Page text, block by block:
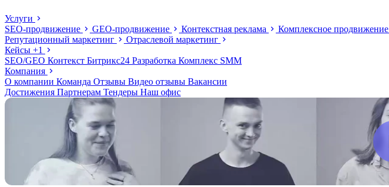
Услуги
SEO-продвижение
GEO-продвижение Контекстная реклама Комплексное продвижение
Репутационный маркетинг
Отраслевой маркетинг
Кейсы +1
SEO/GEO Контекст Битрикс24 Разработка Комплекс SMM
Компания
О компании Команда Отзывы Видео отзывы Вакансии
Достижения Партнерам Тендеры Наш офис